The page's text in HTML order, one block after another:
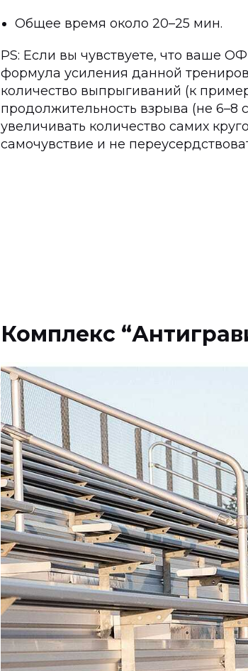
Общее время около 20–25 мин.
PS: Если вы чувствуете, что ваше
формула усиления данной
количество выпрыгиваний (к
продолжительность взрыва (не 6–8
увеличивать количество самих
самочувствие и не
Комплекс